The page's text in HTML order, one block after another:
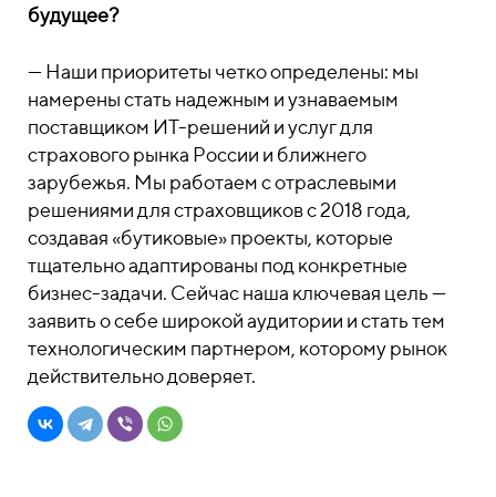
будущее?
— Наши приоритеты четко определены: мы
намерены стать надежным и узнаваемым
поставщиком ИТ-решений и услуг для
страхового рынка России и ближнего
зарубежья. Мы работаем с отраслевыми
решениями для страховщиков с 2018 года,
создавая «бутиковые» проекты, которые
тщательно адаптированы под конкретные
бизнес-задачи. Сейчас наша ключевая цель —
заявить о себе широкой аудитории и стать тем
технологическим партнером, которому рынок
действительно доверяет.